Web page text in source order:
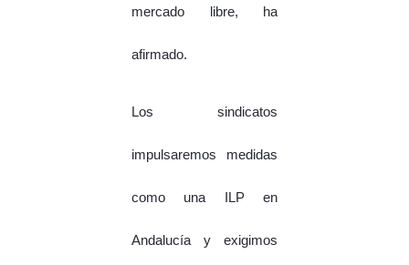
mercado libre, ha
afirmado.
Los sindicatos
impulsaremos medidas
como una ILP en
Andalucía y exigimos